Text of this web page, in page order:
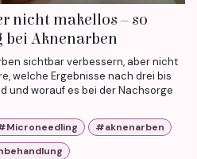
nicht makellos – so
Aknenarben
sichtbar verbessern, aber nicht
welche Ergebnisse nach drei bis
und worauf es bei der Nachsorge
#aknenarben